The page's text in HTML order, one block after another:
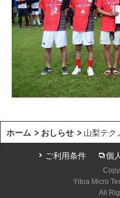
ホーム おしらせ 山梨テク
ご利用条件 個
Yitoa Micro
All